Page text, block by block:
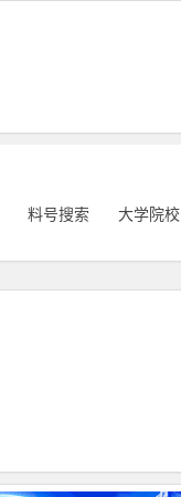
料号搜索 大学院校